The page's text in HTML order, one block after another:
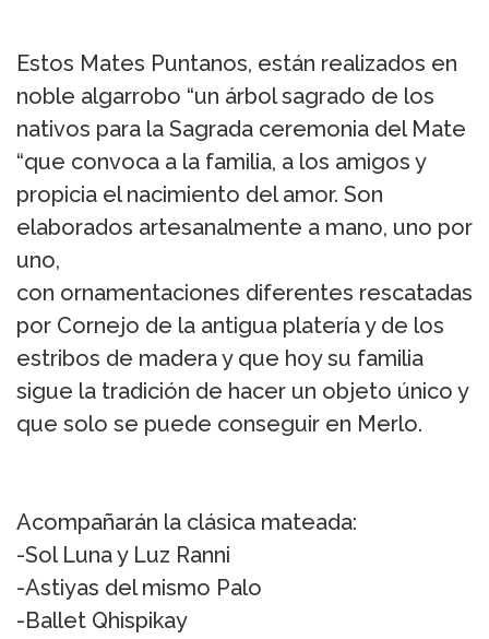
Estos Mates Puntanos, están realizados en
noble algarrobo “un árbol sagrado de los
nativos para la Sagrada ceremonia del Mate
“que convoca a la familia, a los amigos y
propicia el nacimiento del amor. Son
elaborados artesanalmente a mano, uno por
uno,
con ornamentaciones diferentes rescatadas
por Cornejo de la antigua platería y de los
estribos de madera y que hoy su familia
sigue la tradición de hacer un objeto único y
que solo se puede conseguir en Merlo.
Acompañarán la clásica mateada:
-Sol Luna y Luz Ranni
-Astiyas del mismo Palo
-Ballet Qhispikay